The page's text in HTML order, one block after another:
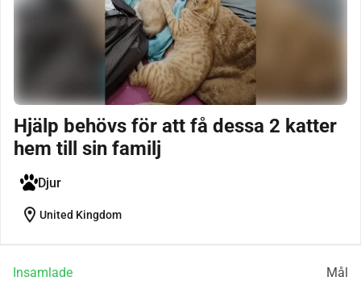
Hjälp behövs för att få dessa 2 katter
hem till sin familj
Djur
location_on United Kingdom
Insamlade Mål